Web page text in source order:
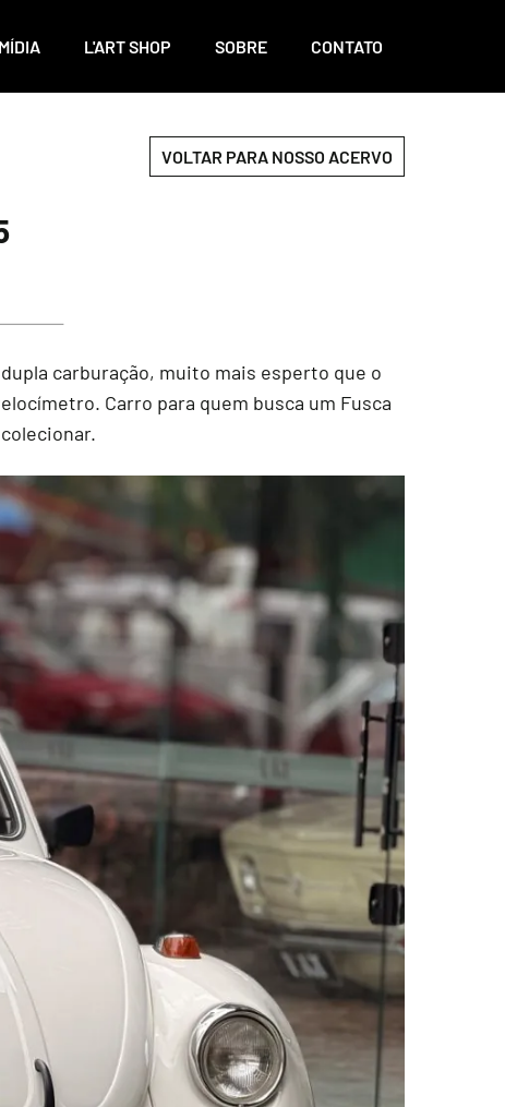
L'ART SHOP SOBRE CONTATO
VOLTAR PARA NOSSO ACERVO
carburação, muito mais esperto que o
Carro para quem busca um Fusca